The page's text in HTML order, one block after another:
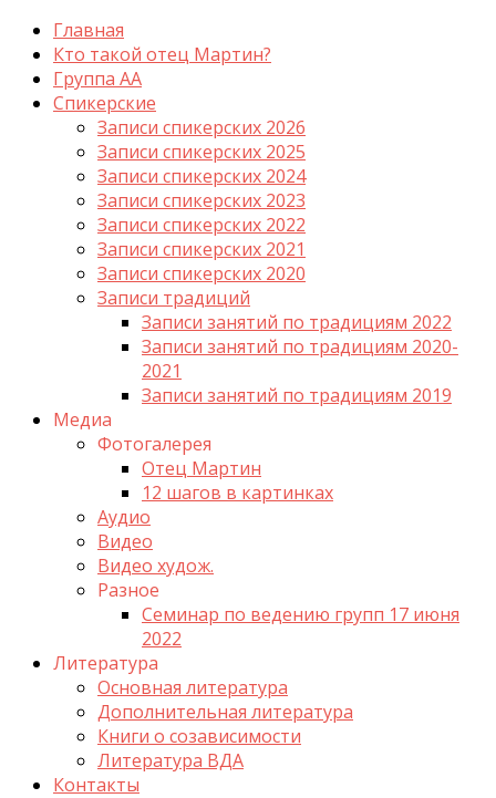
Главная
Кто такой отец Мартин?
Группа АА
Спикерские
Записи спикерских 2026
Записи спикерских 2025
Записи спикерских 2024
Записи спикерских 2023
Записи спикерских 2022
Записи спикерских 2021
Записи спикерских 2020
Записи традиций
Записи занятий по традициям 2022
Записи занятий по традициям 2020-
2021
Записи занятий по традициям 2019
Медиа
Фотогалерея
Отец Мартин
12 шагов в картинках
Аудио
Видео
Видео худож.
Разное
Семинар по ведению групп 17 июня
2022
Литература
Основная литература
Дополнительная литература
Книги о созависимости
Литература ВДА
Контакты